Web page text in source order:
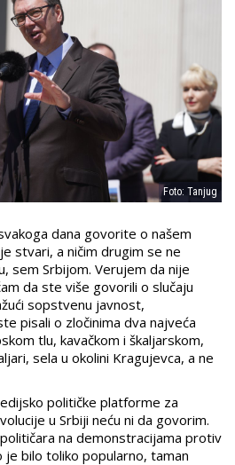
Foto: Tanjug
dana govorite o našem
stvari, a ničim drugim se ne
sem Srbijom. Verujem da nije
da ste više govorili o slučaju
sopstvenu javnost,
pisali o zločinima dva najveća
tlu, kavačkom i škaljarskom,
sela u okolini Kragujevca, a ne
političke platforme za
u Srbiji neću ni da govorim.
na demonstracijama protiv
bilo toliko popularno, taman